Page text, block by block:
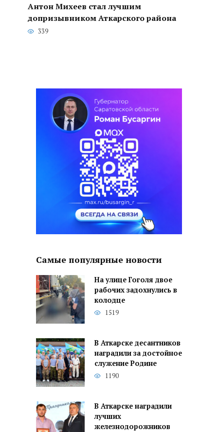
Антон Михеев стал лучшим
допризывником Аткарского района
339
Самые популярные новости
На улице Гоголя двое
рабочих задохнулись в
колодце
1519
В Аткарске десантников
наградили за достойное
служение Родине
1190
В Аткарске наградили
лучших
железнодорожников